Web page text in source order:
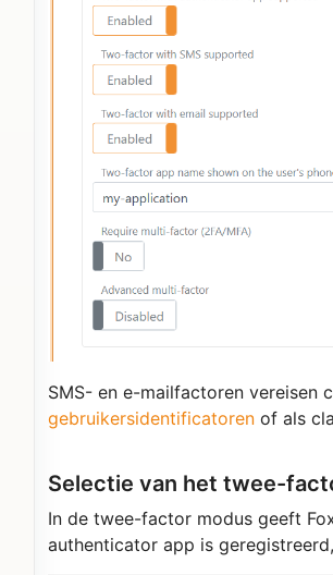
SMS- en e-mailfactoren vereisen
gebruikersidentificatoren of als
Selectie van het twee-
In de twee-factor modus geeft
authenticator app is